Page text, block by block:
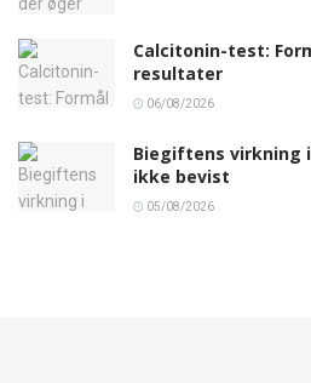
Calcitonin-test:
resultater
06/08/2026
Biegiftens virkning
ikke bevist
05/08/2026